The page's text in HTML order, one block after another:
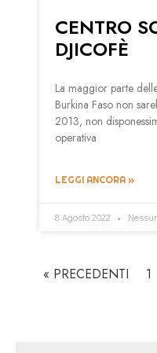
CENTRO
DJICOFÈ
La maggior parte
Burkina Faso non
2013, non
operativa
LEGGI ANCORA »
8 Agosto 2022
« PRECEDENTI 1